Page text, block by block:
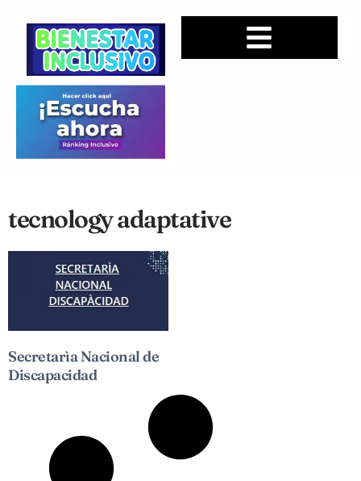
tecnology adaptative
Secretarìa Nacional de
Discapacidad